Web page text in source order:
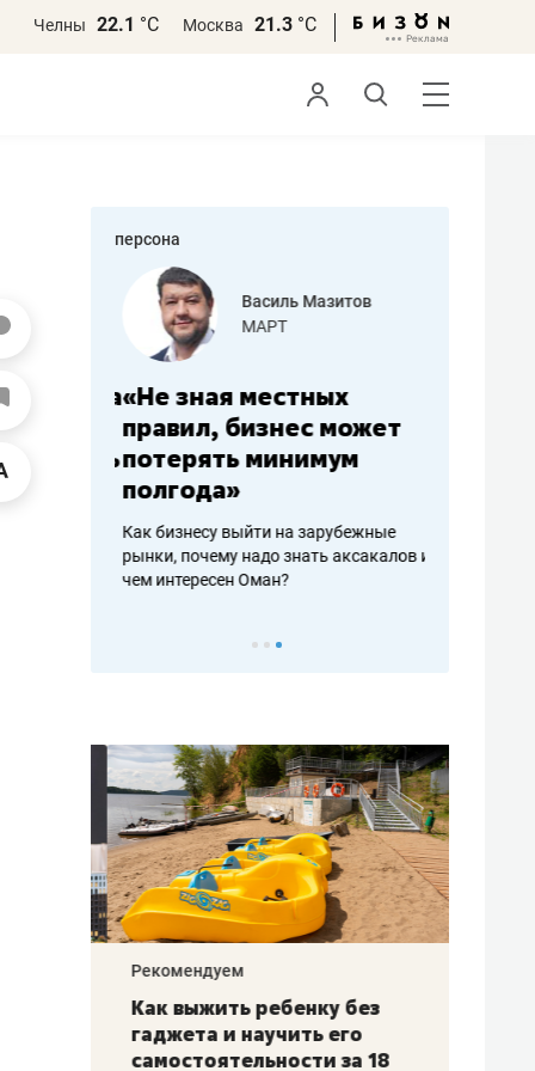
Челны 22.1 °С Москва 21.3 °С
персона
работа
Василь Мазитов
МАРТ
«Не зная местных
правил, бизнес может
потерять минимум
полгода»
Как бизнесу выйти на зарубежные
рынки, почему надо знать аксакалов и
чем интересен Оман?
Рекомендуем
Как выжить ребенку без
гаджета и научить его
самостоятельности за 18